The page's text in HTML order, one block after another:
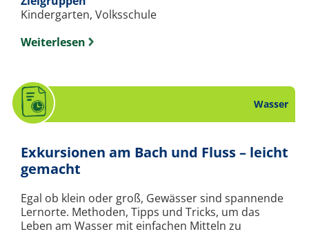
Kindergarten, Volksschule
Weiterlesen
Wasser
Exkursionen am Bach und Fluss – leicht
gemacht
Egal ob klein oder groß, Gewässer sind spannende
Lernorte. Methoden, Tipps und Tricks, um das
Leben am Wasser mit einfachen Mitteln zu